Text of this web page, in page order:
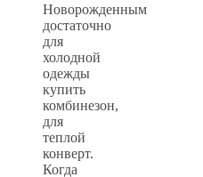
Новорожденным
достаточно
для
холодной
одежды
купить
комбинезон,
для
теплой
конверт.
Когда